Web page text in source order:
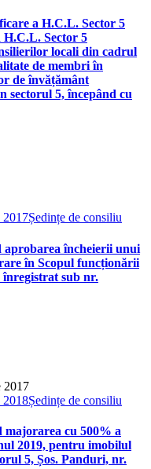
a H.C.L. Sector 5
H.C.L. Sector 5
locali din cadrul
de membri în
de învățământ
sectorul 5, începând cu
2017Ședințe de consiliu
aprobarea încheierii unui
în Scopul funcționării
sub nr.
2017
2018Ședințe de consiliu
majorarea cu 500% a
2019, pentru imobilul
5, Șos. Panduri, nr.